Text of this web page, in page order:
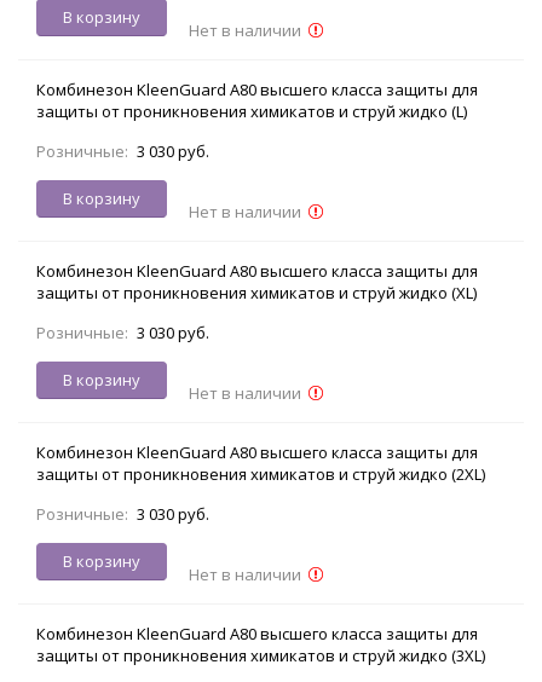
В корзину
Нет в наличии
Комбинезон KleenGuard А80 высшего класса защиты для
защиты от проникновения химикатов и струй жидко (L)
Розничные: 3 030 руб.
В корзину
Нет в наличии
Комбинезон KleenGuard А80 высшего класса защиты для
защиты от проникновения химикатов и струй жидко (XL)
Розничные: 3 030 руб.
В корзину
Нет в наличии
Комбинезон KleenGuard А80 высшего класса защиты для
защиты от проникновения химикатов и струй жидко (2XL)
Розничные: 3 030 руб.
В корзину
Нет в наличии
Комбинезон KleenGuard А80 высшего класса защиты для
защиты от проникновения химикатов и струй жидко (3XL)